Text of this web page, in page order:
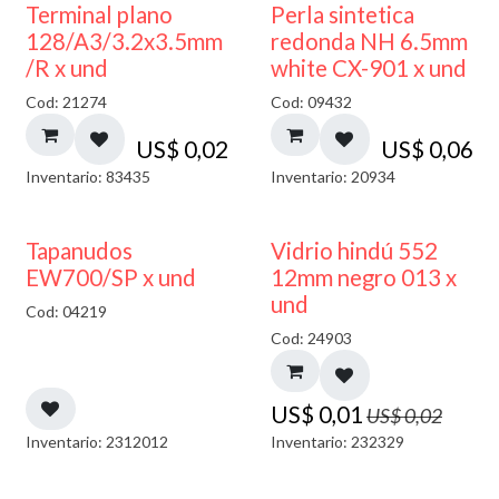
Terminal plano
128/A3/3.2x3.5mm
/R x und
Cod: 21274
US$ 0,02
Inventario: 83435
Perla sintetica
redonda NH 6.5mm
white CX-901 x und
Cod: 09432
US$ 0,06
Inventario: 20934
50% DESCUENTO
Tapanudos
EW700/SP x und
Cod: 04219
Inventario: 2312012
40% DESCUENTO
Vidrio hindú 552
12mm negro 013 x
und
Cod: 24903
US$ 0,01US$0,02
Inventario: 232329